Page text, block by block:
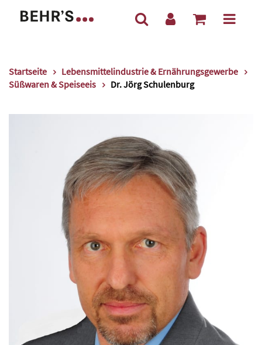
Startseite
Lebensmittelindustrie & Ernährungsgewerbe
Süßwaren & Speiseeis
Dr. Jörg Schulenburg